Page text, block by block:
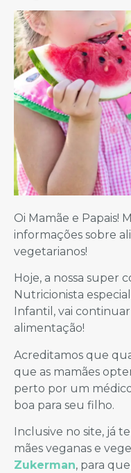
Oi Mamãe e Papais!
informações sobre
vegetarianos!
Hoje, a nossa super
Nutricionista
Infantil, vai
alimentação!
Acreditamos que
que as mamães
perto por um
boa para seu filho.
Inclusive no site, já
mães veganas e
Zukerman, para